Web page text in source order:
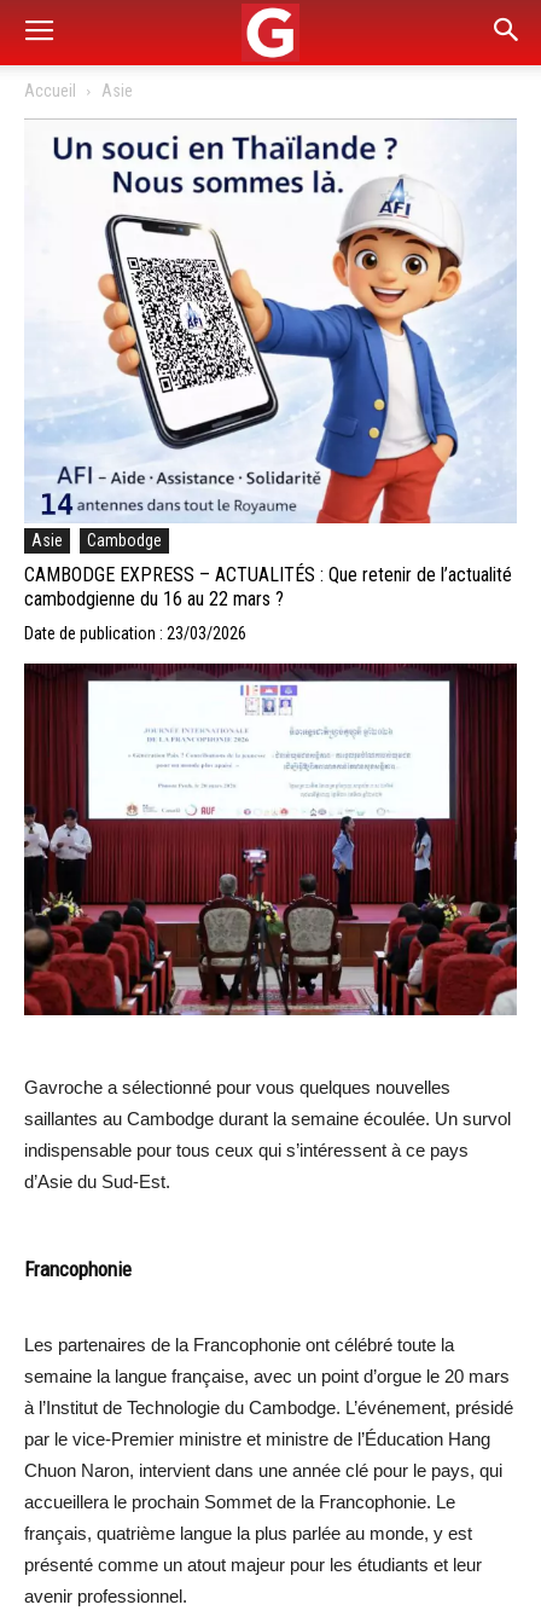
Accueil Asie
Asie Cambodge
CAMBODGE EXPRESS – ACTUALITÉS : Que retenir de l’actualité
cambodgienne du 16 au 22 mars ?
Date de publication : 23/03/2026
Gavroche a sélectionné pour vous quelques nouvelles
saillantes au Cambodge durant la semaine écoulée. Un survol
indispensable pour tous ceux qui s’intéressent à ce pays
d’Asie du Sud-Est.
Francophonie
Les partenaires de la Francophonie ont célébré toute la
semaine la langue française, avec un point d’orgue le 20 mars
à l’Institut de Technologie du Cambodge. L’événement, présidé
par le vice-Premier ministre et ministre de l’Éducation Hang
Chuon Naron, intervient dans une année clé pour le pays, qui
accueillera le prochain Sommet de la Francophonie. Le
français, quatrième langue la plus parlée au monde, y est
présenté comme un atout majeur pour les étudiants et leur
avenir professionnel.